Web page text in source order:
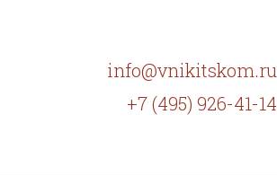
info@vnikitskom.ru
+7 (495) 926-41-14